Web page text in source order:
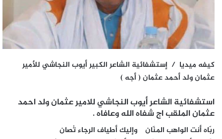
كيفه ميديا / إستشفائية الشاعر الكبير أيوب النجاشي للأمير
عثمان ولد أحمد عثمان ( أجه )
استشفائية الشاعر أيوب النجاشي للامير عثمان ولد احمد
عثمان الملقب اج شفاه الله وعافاه .
ربّاه أنت الواهب المنّان وإليك أطياف الرجاء تُصان